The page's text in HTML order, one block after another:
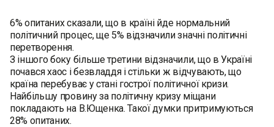
6% опитаних сказали, що в країні йде нормальний
політичний процес, ще 5% відзначили значні політичні
перетворення.
З іншого боку більше третини відзначили, що в Україні
почався хаос і безвладдя і стільки ж відчувають, що
країна перебуває у стані гострої політичної кризи.
Найбільшу провину за політичну кризу міщани
покладають на В.Ющенка. Такої думки притримуються
28% опитаних.